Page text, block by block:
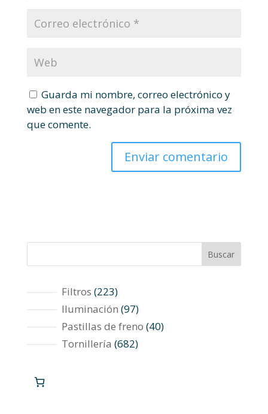
Guarda mi nombre, correo electrónico y
web en este navegador para la próxima vez
que comente.
Buscar
Filtros 223223
productos
Iluminación 9797
productos
Pastillas de freno 4040
Tornillería 682682